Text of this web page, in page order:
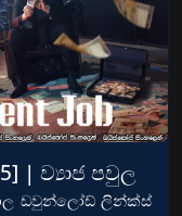
| ව්‍යාජ පවුල
ඩවුන්ලෝඩ් ලින්ක්ස්